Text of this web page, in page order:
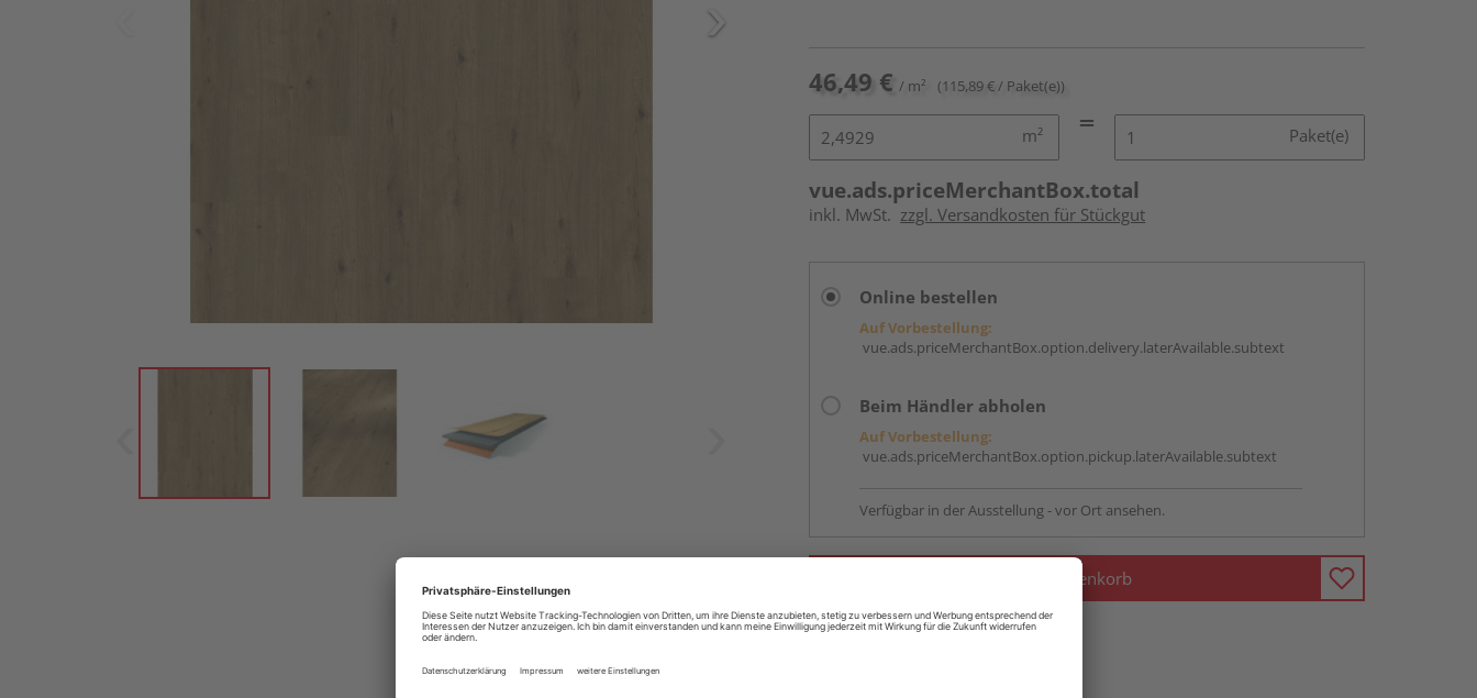
46,49 € / m² (115,89 € / Paket(e))
m² Paket(e)
vue.ads.priceMerchantBox.total
inkl. MwSt. zzgl. Versandkosten für Stückgut
Online bestellen
Auf Vorbestellung:
vue.ads.priceMerchantBox.option.delivery.laterAvailable.subtext
Beim Händler abholen
Auf Vorbestellung:
vue.ads.priceMerchantBox.option.pickup.laterAvailable.subtext
Verfügbar in der Ausstellung - vor Ort ansehen.
In den Warenkorb
Komplettangebot anfragen